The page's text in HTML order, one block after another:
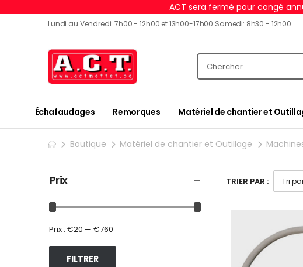
ACT sera fermé pour congé
Lundi au Vendredi: 7h00 - 12h00 et 13h00-17h00 Samedi: 8h30 - 12h00
Échafaudages Remorques Matériel de chantier et
Boutique Matériel de chantier et Outillage
Prix
FILTRER
Prix : €20 — €760
TRIER PAR :